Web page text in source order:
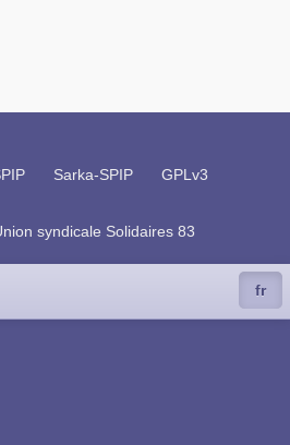
Sarka-SPIP GPLv3
syndicale Solidaires 83
fr